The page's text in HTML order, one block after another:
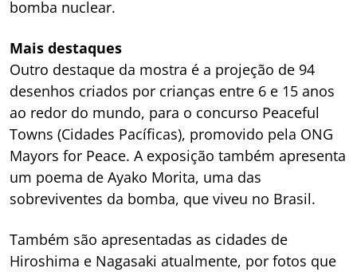
bomba nuclear.
Mais destaques
Outro destaque da mostra é a projeção de 94
desenhos criados por crianças entre 6 e 15 anos
ao redor do mundo, para o concurso Peaceful
Towns (Cidades Pacíficas), promovido pela ONG
Mayors for Peace. A exposição também apresenta
um poema de Ayako Morita, uma das
sobreviventes da bomba, que viveu no Brasil.
Também são apresentadas as cidades de
Hiroshima e Nagasaki atualmente, por fotos que